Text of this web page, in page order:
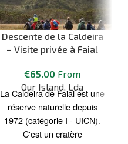
Descente de la Caldeira
– Visite privée à Faial
€65.00 From
Our Island, Lda
La Caldeira de Faial est une
réserve naturelle depuis
1972 (catégorie I - UICN).
C'est un cratère